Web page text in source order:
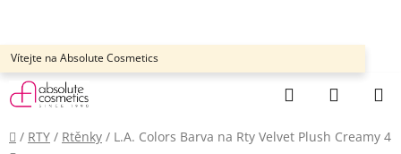
obsah
Vítejte na Absolute Cosmetics
Hledat
Domů
/ RTY / Rtěnky / L.A. Colors Barva na Rty Velvet Plush Creamy 4